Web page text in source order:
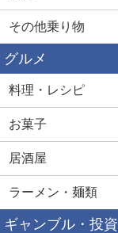
その他乗り物
グルメ
料理・レシピ
お菓子
居酒屋
ラーメン・麺類
ギャンブル・投資